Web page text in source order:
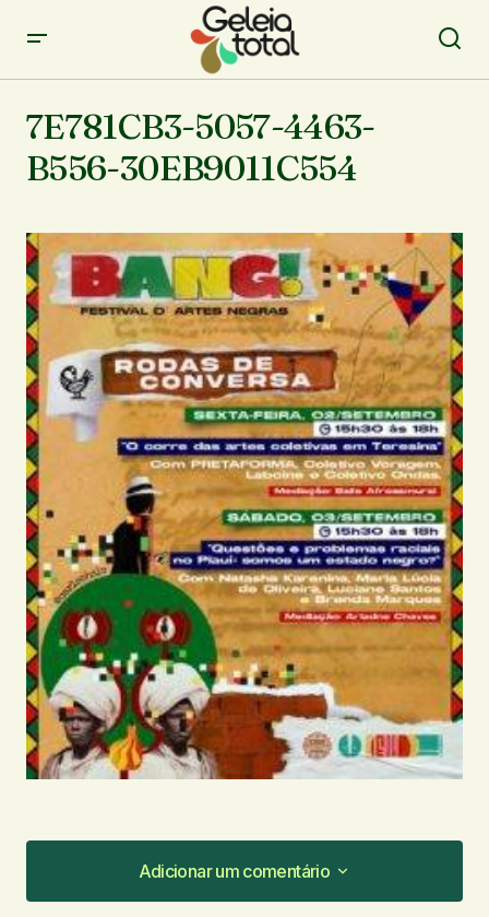
7E781CB3-5057-4463-
B556-30EB9011C554
Adicionar um comentário
Adicionar um comentário